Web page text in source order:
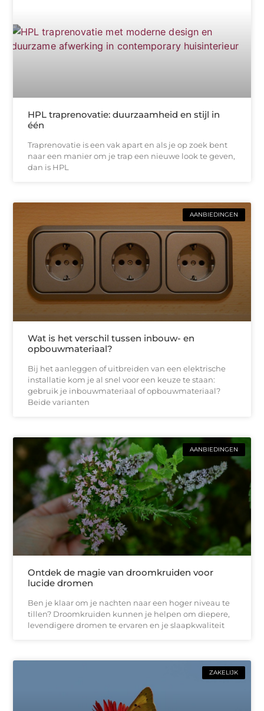
HPL traprenovatie: duurzaamheid en stijl in
één
Traprenovatie is een vak apart en als je op zoek bent
naar een manier om je trap een nieuwe look te geven,
dan is HPL
AANBIEDINGEN
Wat is het verschil tussen inbouw- en
opbouwmateriaal?
Bij het aanleggen of uitbreiden van een elektrische
installatie kom je al snel voor een keuze te staan:
gebruik je inbouwmateriaal of opbouwmateriaal?
Beide varianten
AANBIEDINGEN
Ontdek de magie van droomkruiden voor
lucide dromen
Ben je klaar om je nachten naar een hoger niveau te
tillen? Droomkruiden kunnen je helpen om diepere,
levendigere dromen te ervaren en je slaapkwaliteit
ZAKELIJK